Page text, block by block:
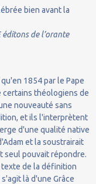
bien avant la
éditons de l’orante
1854 par le Pape
certains théologiens de
nouveauté sans
et ils l'interprètent
d'une qualité native
et la soustrairait
seul pouvait répondre.
texte de la définition
là d'une Grâce